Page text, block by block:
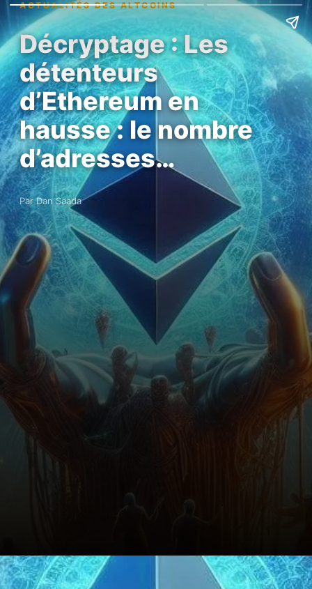
ACTUALITÉS DES ALTCOINS
Décryptage : Les
détenteurs
d’Ethereum en
hausse : le nombre
d’adresses…
Par Dan Saada